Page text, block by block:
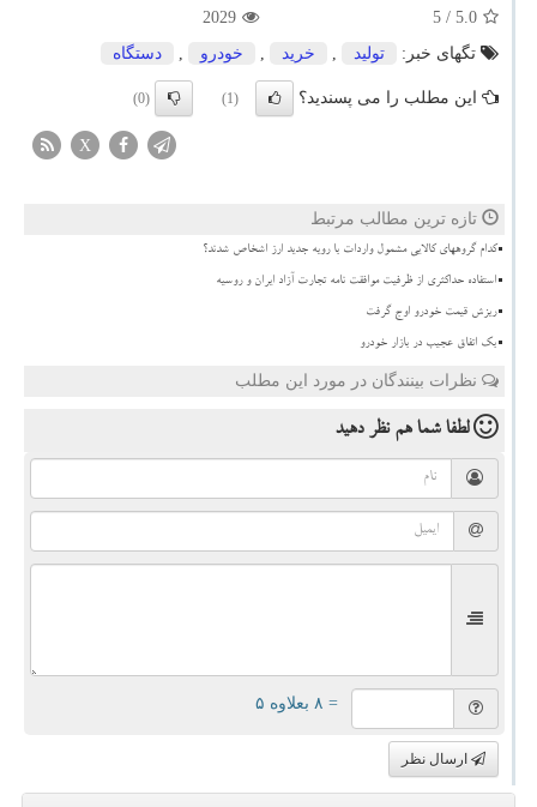
5.0
/ 5
2029
تگهای خبر:
تولید , خرید , خودرو , دستگاه
این مطلب را می پسندید؟ (1)
(0)
X
تازه ترین مطالب مرتبط
کدام گروههای کالایی مشمول واردات با رویه جدید ارز اشخاص شدند؟
استفاده حداکثری از ظرفیت موافقت نامه تجارت آزاد ایران و روسیه
ریزش قیمت خودرو اوج گرفت
بک اتفاق عجیب در بازار خودرو
نظرات بینندگان در مورد این مطلب
لطفا شما همنظر دهید
= ۸ بعلاوه ۵
ارسال نظر